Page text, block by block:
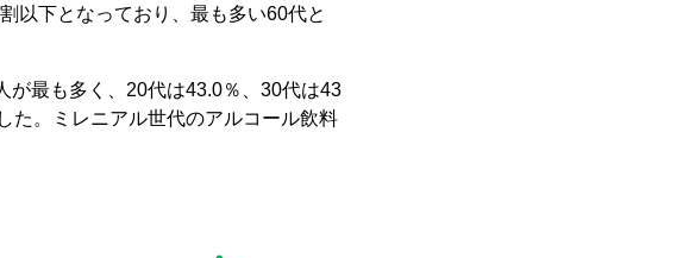
以下となっており、最も多い60代と
が最も多く、20代は43.0％、30代は43
た。ミレニアル世代のアルコール飲料